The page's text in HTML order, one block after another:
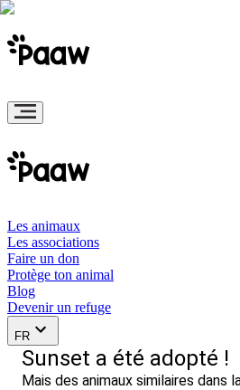
Les animaux
Les associations
Faire un don
Protège ton animal
Blog
Devenir un refuge
FR
Sunset a été adopté !
Mais des animaux similaires dans